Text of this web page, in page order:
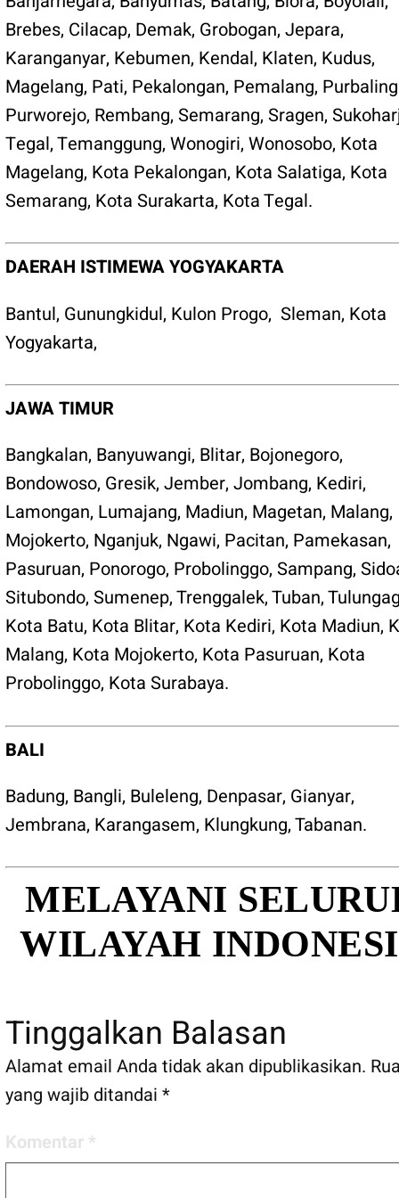
Brebes, Cilacap, Demak, Grobogan, Jepara,
Karanganyar, Kebumen, Kendal, Klaten, Kudus,
Magelang, Pati, Pekalongan, Pemalang,
Purworejo, Rembang, Semarang, Sragen,
Tegal,Temanggung, Wonogiri, Wonosobo, Kota
Magelang, Kota Pekalongan, Kota Salatiga, Kota
Semarang, Kota Surakarta, Kota Tegal.
DAERAH ISTIMEWA YOGYAKARTA
Bantul, Gunungkidul, Kulon Progo, Sleman, Kota
Yogyakarta,
JAWA TIMUR
Bangkalan, Banyuwangi, Blitar, Bojonegoro,
Bondowoso, Gresik, Jember, Jombang, Kediri,
Lamongan, Lumajang, Madiun, Magetan, Malang,
Mojokerto, Nganjuk, Ngawi, Pacitan, Pamekasan,
Pasuruan, Ponorogo, Probolinggo, Sampang,
Situbondo, Sumenep,Trenggalek,Tuban,
Kota Batu, Kota Blitar, Kota Kediri, Kota Madiun,
Malang, Kota Mojokerto, Kota Pasuruan, Kota
Probolinggo, Kota Surabaya.
BALI
Badung, Bangli, Buleleng, Denpasar, Gianyar,
Jembrana, Karangasem, Klungkung,Tabanan.
MELAYANI
WILAYAH
Tinggalkan Balasan
Alamat email Anda tidak akan dipublikasikan.
yang wajib ditandai *
Komentar *